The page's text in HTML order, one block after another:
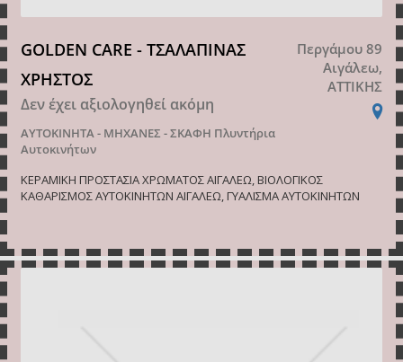
GOLDEN CARE - ΤΣΑΛΑΠΙΝΑΣ
ΧΡΗΣΤΟΣ
Δεν έχει αξιολογηθεί ακόμη
ΑΥΤΟΚΙΝΗΤΑ - ΜΗΧΑΝΕΣ - ΣΚΑΦΗ Πλυντήρια
Αυτοκινήτων
Περγάμου 89
Αιγάλεω,
ΑΤΤΙΚΗΣ
ΚΕΡΑΜΙΚΗ ΠΡΟΣΤΑΣΙΑ ΧΡΩΜΑΤΟΣ ΑΙΓΑΛΕΩ, ΒΙΟΛΟΓΙΚΟΣ
ΚΑΘΑΡΙΣΜΟΣ ΑΥΤΟΚΙΝΗΤΩΝ ΑΙΓΑΛΕΩ, ΓΥΑΛΙΣΜΑ ΑΥΤΟΚΙΝΗΤΩΝ